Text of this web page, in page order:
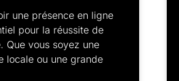
une présence en ligne
pour la réussite de
Que vous soyez une
locale ou une grande